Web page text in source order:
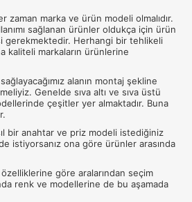
zaman marka ve ürün modeli olmalıdır.
sağlanan ürünler oldukça için ürün
gerekmektedir. Herhangi bir tehlikeli
kaliteli markaların ürünlerine
alanın montaj şekline
Genelde sıva altı ve sıva üstü
çeşitler yer almaktadır. Buna
bir anahtar ve priz modeli istediğiniz
istiyorsanız ona göre ürünler arasında
göre aralarından seçim
renk ve modellerine de bu aşamada